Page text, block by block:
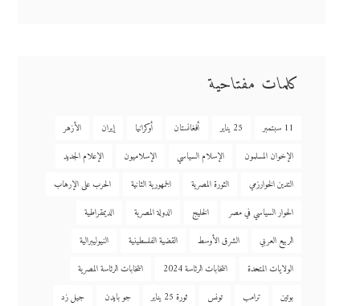
كلمات مفتاحية
11 سبتمبر 25 يناير أفغانستان أوكرانيا إيران
الأزهر
الإخوان المسلمون
الإسلام السياسي الإسلاميون
الإعلام الجديد
التدين الخوارزمي
الثورة المصرية الجمهورية الثانية
الحرب على الإرهاب
الحوار السياسي في مصر
الخليج الدولة المصرية
الديمقراطية
الربيع العربي
الشرق الأوسط القضية الفلسطينية
النيوليبرالية
الولايات المتحدة
انتخابات الرئاسة 2024
انتخابات الرئاسة المصرية
بوتين
ترامب تونس ثورة 25 يناير جو بايدن
جيل زد